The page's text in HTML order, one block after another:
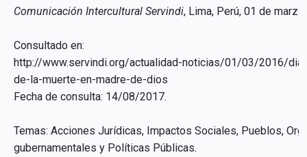
Comunicación Intercultural Servindi, Lima, Perú, 01 de
Consultado en:
http://www.servindi.org/actualidad-noticias/01/03/2016/
de-la-muerte-en-madre-de-dios
Fecha de consulta: 14/08/2017.
Temas: Acciones Jurídicas, Impactos Sociales, Pueblos,
gubernamentales y Políticas Públicas.